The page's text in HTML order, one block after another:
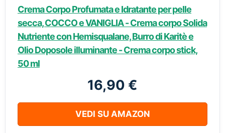
Crema Corpo Profumata e Idratante per pelle
secca, COCCO e VANIGLIA - Crema corpo Solida
Nutriente con Hemisqualane, Burro di Karitè e
Olio Doposole illuminante - Crema corpo stick,
50 ml
16,90 €
VEDI SU AMAZON